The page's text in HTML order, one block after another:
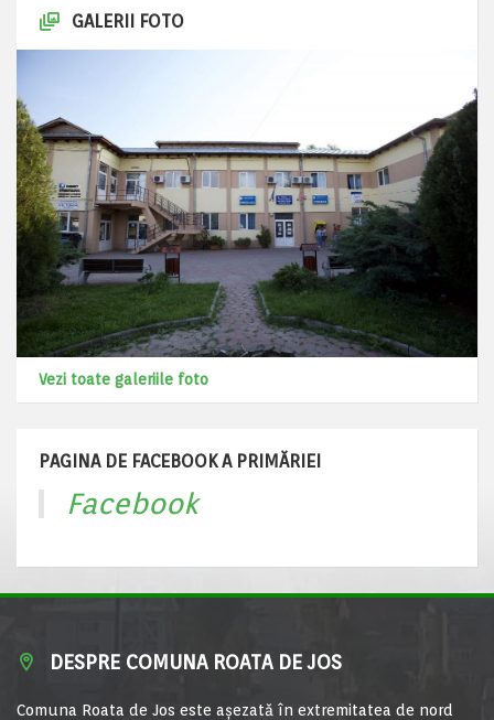
GALERII FOTO
Vezi toate galeriile foto
PAGINA DE FACEBOOK A PRIMĂRIEI
Facebook
DESPRE COMUNA ROATA DE JOS
Comuna Roata de Jos este aşezată în extremitatea de nord